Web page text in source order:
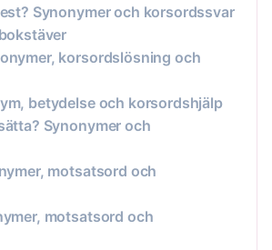
Synonymer och korsordssvar
korsordslösning och
betydelse och korsordshjälp
Synonymer och
motsatsord och
motsatsord och